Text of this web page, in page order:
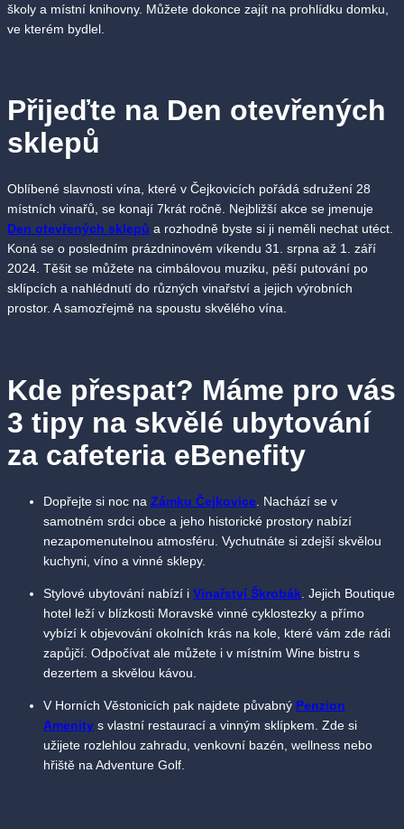
školy a místní knihovny. Můžete dokonce zajít na prohlídku domku,
ve kterém bydlel.
Přijeďte na Den otevřených
sklepů
Oblíbené slavnosti vína, které v Čejkovicích pořádá sdružení 28
místních vinařů, se konají 7krát ročně. Nejbližší akce se jmenuje
Den otevřených sklepů a rozhodně byste si ji neměli nechat utéct.
Koná se o posledním prázdninovém víkendu 31. srpna až 1. září
2024. Těšit se můžete na cimbálovou muziku, pěší putování po
sklípcích a nahlédnutí do různých vinařství a jejich výrobních
prostor. A samozřejmě na spoustu skvělého vína.
Kde přespat? Máme pro vás
3 tipy na skvělé ubytování
za cafeteria eBenefity
Dopřejte si noc na Zámku Čejkovice . Nachází se v
samotném srdci obce a jeho historické prostory nabízí
nezapomenutelnou atmosféru. Vychutnáte si zdejší skvělou
kuchyni, víno a vinné sklepy.
Stylové ubytování nabízí i Vinařství Škrobák . Jejich Boutique
hotel leží v blízkosti Moravské vinné cyklostezky a přímo
vybízí k objevování okolních krás na kole, které vám zde rádi
zapůjčí. Odpočívat ale můžete i v místním Wine bistru s
dezertem a skvělou kávou.
V Horních Věstonicích pak najdete půvabný Penzion
Amenity s vlastní restaurací a vinným sklípkem. Zde si
užijete rozlehlou zahradu, venkovní bazén, wellness nebo
hřiště na Adventure Golf.